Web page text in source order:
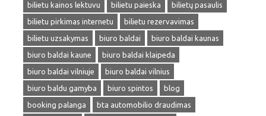
bilietu kainos lektuvu
bilietu paieska
bilietų pasaulis
bilietu pirkimas internetu
bilietu rezervavimas
bilietu uzsakymas
biuro baldai
biuro baldai kaunas
biuro baldai kaune
biuro baldai klaipeda
biuro baldai vilniuje
biuro baldai vilnius
biuro baldu gamyba
biuro spintos
blog
booking palanga
bta automobilio draudimas